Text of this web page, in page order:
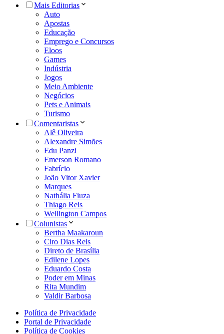
Mais Editorias
Auto
Apostas
Educação
Emprego e Concursos
Eloos
Games
Indústria
Jogos
Meio Ambiente
Negócios
Pets e Animais
Turismo
Comentaristas
Alê Oliveira
Alexandre Simões
Edu Panzi
Emerson Romano
Fabrício
João Vitor Xavier
Marques
Nathália Fiuza
Thiago Reis
Wellington Campos
Colunistas
Bertha Maakaroun
Ciro Dias Reis
Direto de Brasília
Edilene Lopes
Eduardo Costa
Poder em Minas
Rita Mundim
Valdir Barbosa
Política de Privacidade
Portal de Privacidade
Política de Cookies